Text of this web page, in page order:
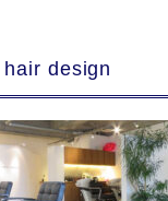
hair design